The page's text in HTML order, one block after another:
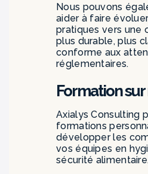
Nous pouvons
aider à faire
pratiques vers une
plus durable, plus
conforme aux
réglementaires.
Formation
Axialys Consulting
formations
développer les
vos équipes en
sécurité